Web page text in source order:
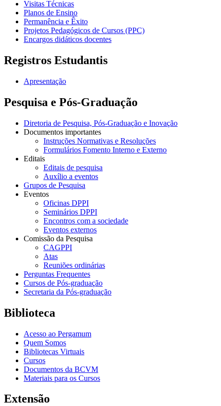
Visitas Técnicas
Planos de Ensino
Permanência e Êxito
Projetos Pedagógicos de Cursos (PPC)
Encargos didáticos docentes
Registros Estudantis
Apresentação
Pesquisa e Pós-Graduação
Diretoria de Pesquisa, Pós-Graduação e Inovação
Documentos importantes
Instruções Normativas e Resoluções
Formulários Fomento Interno e Externo
Editais
Editais de pesquisa
Auxílio a eventos
Grupos de Pesquisa
Eventos
Oficinas DPPI
Seminários DPPI
Encontros com a sociedade
Eventos externos
Comissão da Pesquisa
CAGPPI
Atas
Reuniões ordinárias
Perguntas Frequentes
Cursos de Pós-graduação
Secretaria da Pós-graduação
Biblioteca
Acesso ao Pergamum
Quem Somos
Bibliotecas Virtuais
Cursos
Documentos da BCVM
Materiais para os Cursos
Extensão